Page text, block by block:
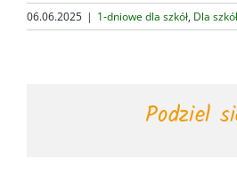
06.06.2025 | 1-dniowe dla szkół, Dla szkół
Podziel